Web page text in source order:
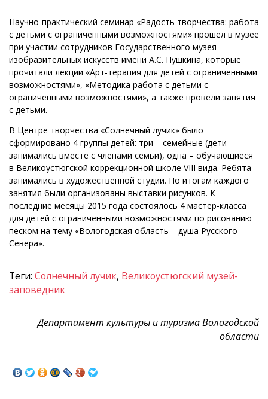
Научно-практический семинар «Радость творчества: работа
с детьми с ограниченными возможностями» прошел в музее
при участии сотрудников Государственного музея
изобразительных искусств имени А.С. Пушкина, которые
прочитали лекции «Арт-терапия для детей с ограниченными
возможностями», «Методика работа с детьми с
ограниченными возможностями», а также провели занятия
с детьми.
В Центре творчества «Солнечный лучик» было
сформировано 4 группы детей: три – семейные (дети
занимались вместе с членами семьи), одна – обучающиеся
в Великоустюгской коррекционной школе VIII вида. Ребята
занимались в художественной студии. По итогам каждого
занятия были организованы выставки рисунков. К
последние месяцы 2015 года состоялось 4 мастер-класса
для детей с ограниченными возможностями по рисованию
песком на тему «Вологодская область – душа Русского
Севера».
Теги: Солнечный лучик, Великоустюгский музей-
заповедник
Департамент культуры и туризма Вологодской
области